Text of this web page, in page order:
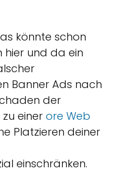
könnte schon
hier und da ein
Banner Ads nach
der
einer ore Web
Platzieren deiner
einschränken.